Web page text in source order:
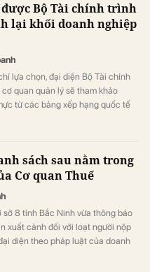
được Bộ Tài chính trình
lại khối doanh nghiệp
lựa chọn, đại diện Bộ Tài chính
quan quản lý sẽ tham khảo
từ các bảng xếp hạng quốc tế
quan trọng khác.
sách sau nằm trong
Cơ quan Thuế
sở 8 tỉnh Bắc Ninh vừa thông báo
xuất cảnh đối với loạt người nộp
diện theo pháp luật của doanh